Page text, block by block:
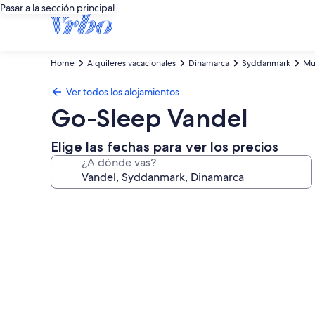
Pasar a la sección principal
Syddanmark
Dinamarca
Alquileres vacacionales
Home
Ver todos los alojamientos
Go-Sleep Vandel
Elige las fechas para ver los precios
¿A dónde vas?